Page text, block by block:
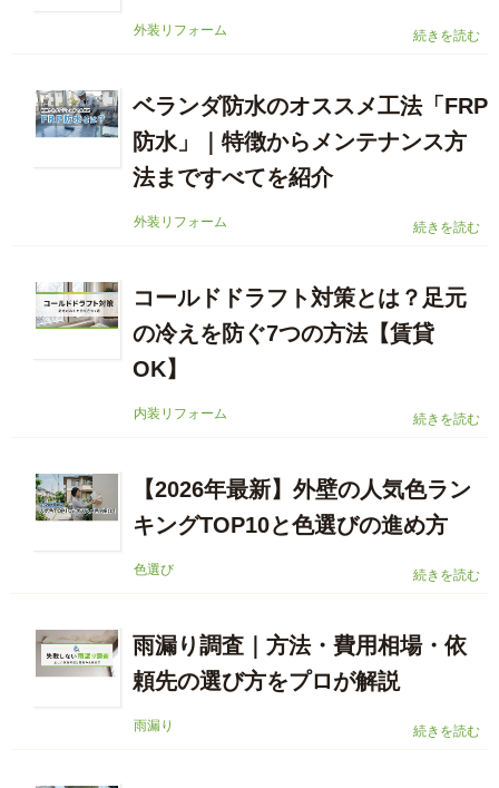
続きを読む
外装リフォーム
ベランダ防水のオススメ工法「FRP
防水」｜特徴からメンテナンス方
法まですべてを紹介
続きを読む
外装リフォーム
コールドドラフト対策とは？足元
の冷えを防ぐ7つの方法【賃貸
OK】
続きを読む
内装リフォーム
【2026年最新】外壁の人気色ラン
キングTOP10と色選びの進め方
続きを読む
色選び
雨漏り調査｜方法・費用相場・依
頼先の選び方をプロが解説
続きを読む
雨漏り